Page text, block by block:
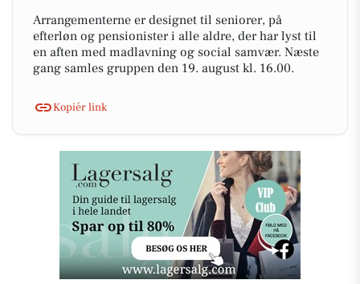
Arrangementerne er designet til seniorer, på
efterløn og pensionister i alle aldre, der har lyst til
en aften med madlavning og social samvær. Næste
gang samles gruppen den 19. august kl. 16.00.
Kopiér link